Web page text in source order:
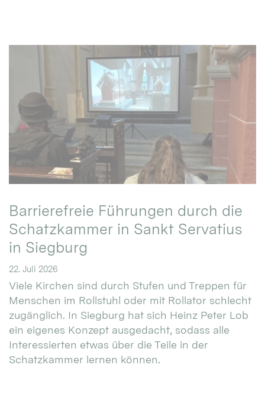
Barrierefreie Führungen durch die
Schatzkammer in Sankt Servatius
in Siegburg
22. Juli 2026
Viele Kirchen sind durch Stufen und Treppen für
Menschen im Rollstuhl oder mit Rollator schlecht
zugänglich. In Siegburg hat sich Heinz Peter Lob
ein eigenes Konzept ausgedacht, sodass alle
Interessierten etwas über die Teile in der
Schatzkammer lernen können.